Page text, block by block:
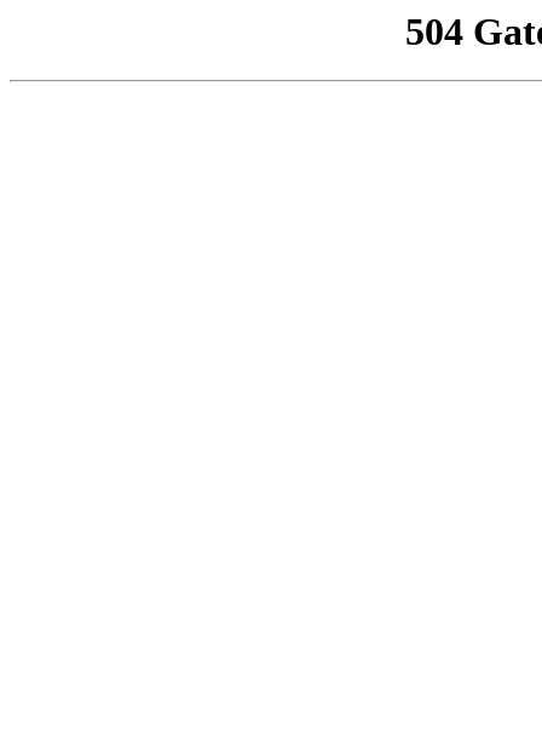
504